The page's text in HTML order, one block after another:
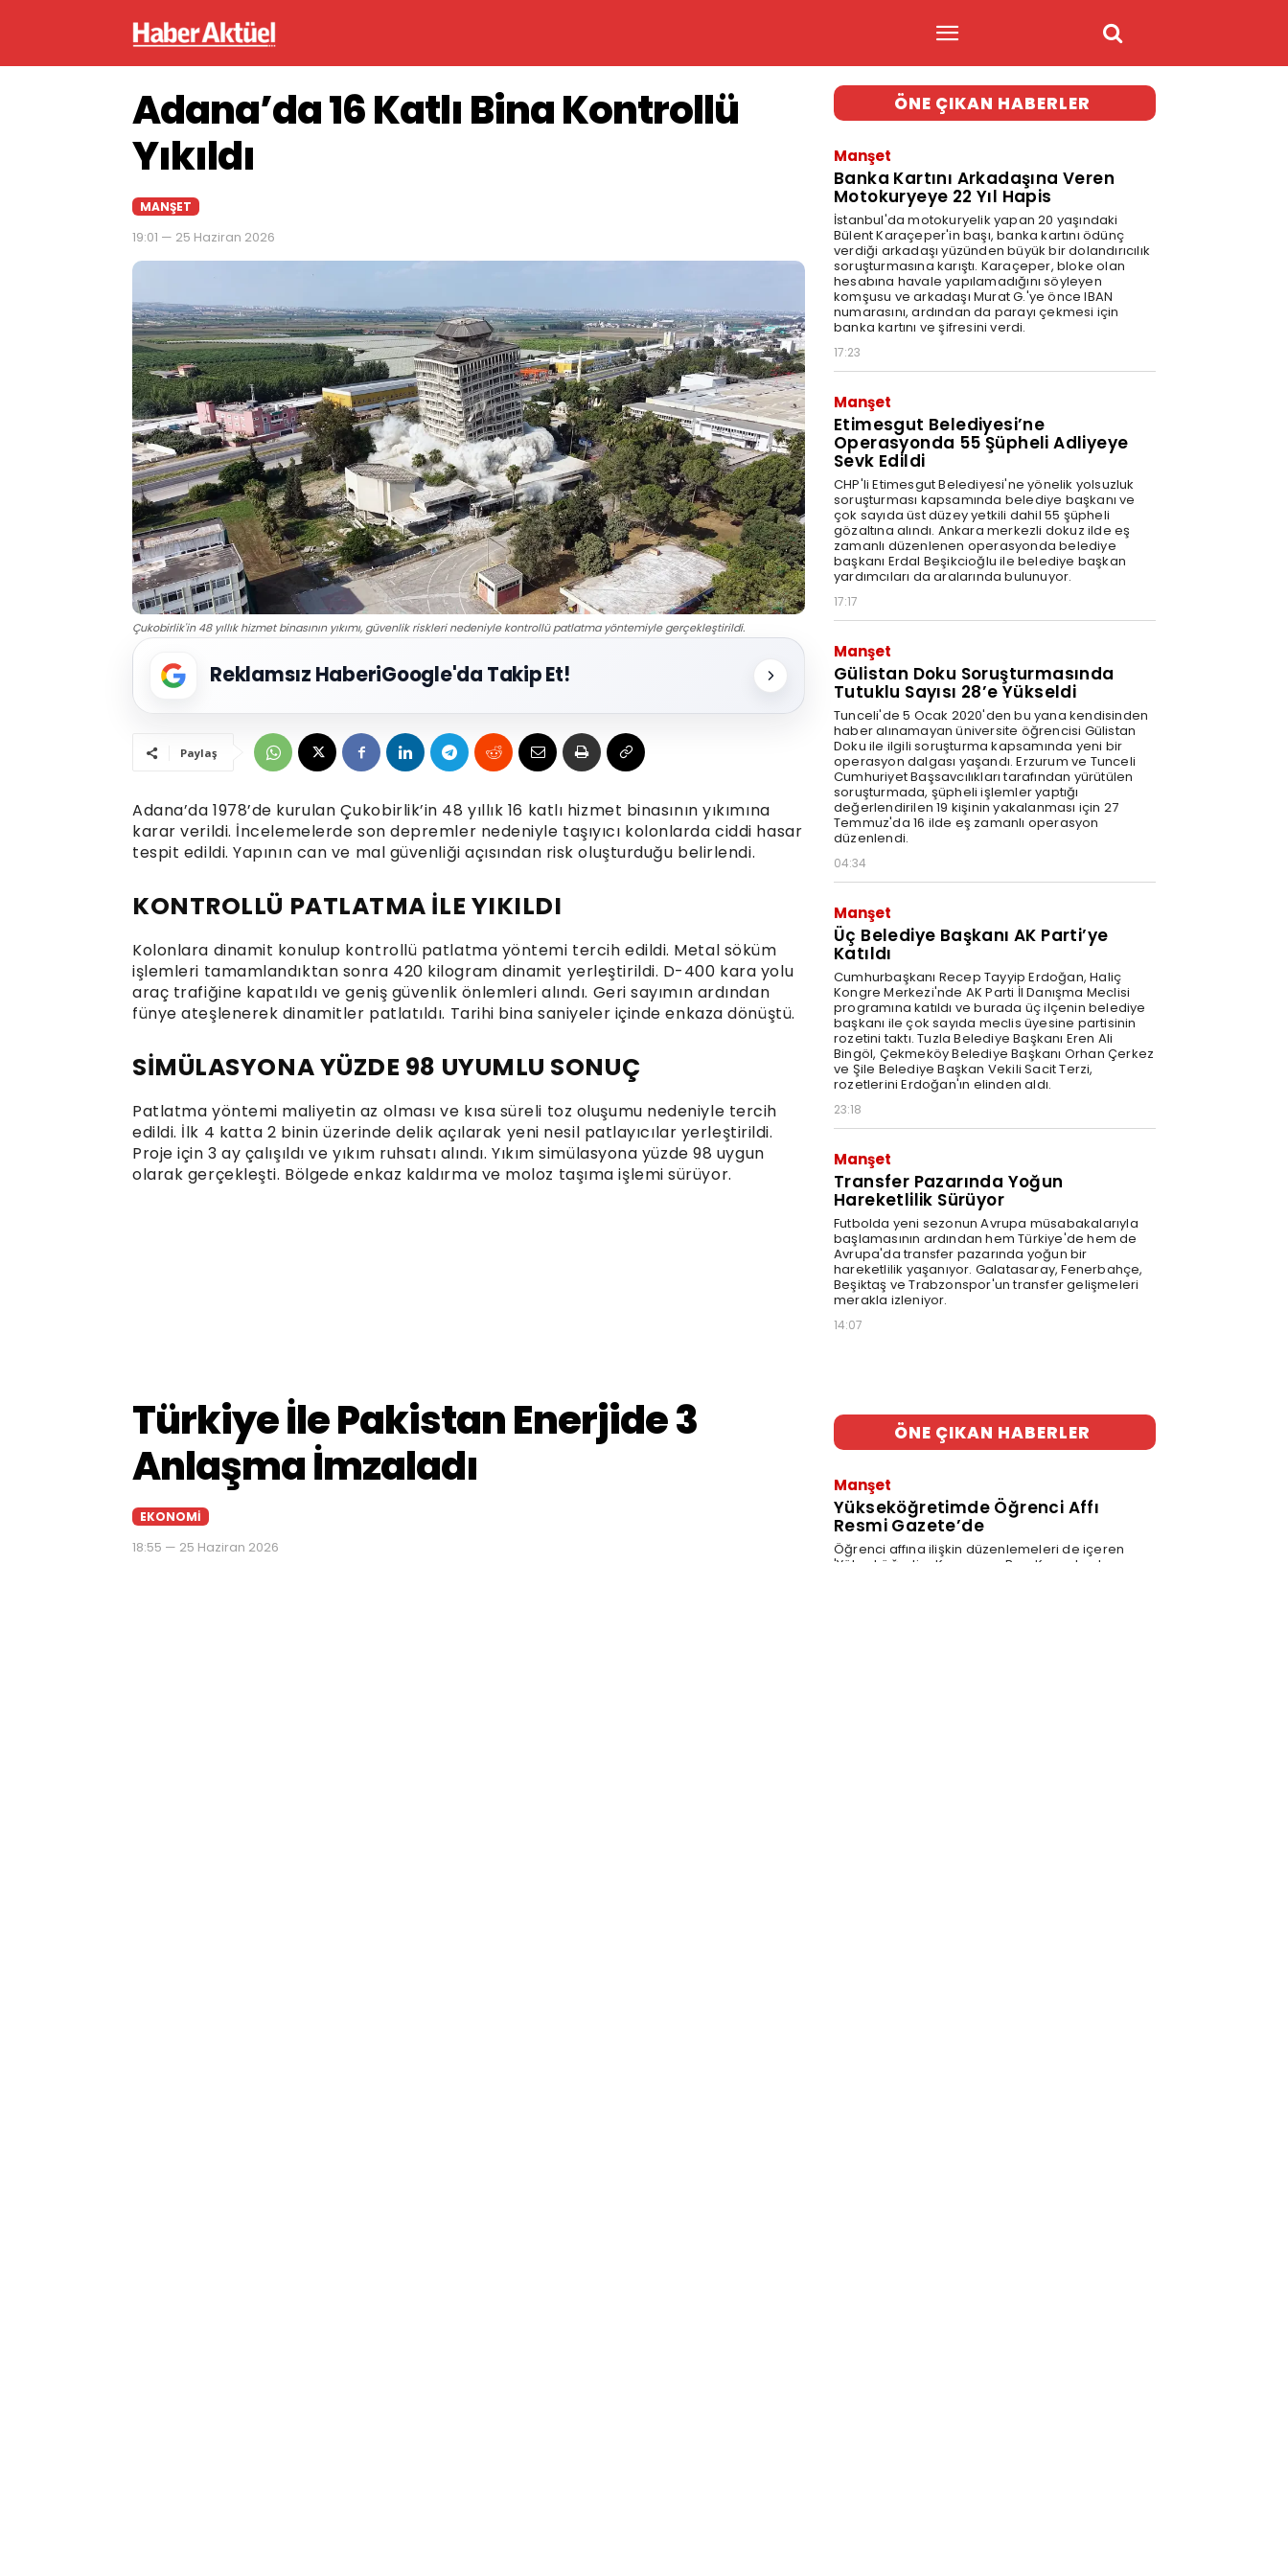
Adana’da 16 Katlı Bina Kontrollü
Yıkıldı
MANŞET
19:01 — 25 Haziran 2026
Çukobirlik'in 48 yıllık hizmet binasının yıkımı, güvenlik riskleri nedeniyle kontrollü patlatma yöntemiyle gerçekleştirildi.
Reklamsız HaberiGoogle'da Takip Et!
Paylaş
Adana’da 1978’de kurulan Çukobirlik’in 48 yıllık 16 katlı hizmet binasının yıkımına
karar verildi. İncelemelerde son depremler nedeniyle taşıyıcı kolonlarda ciddi hasar
tespit edildi. Yapının can ve mal güvenliği açısından risk oluşturduğu belirlendi.
KONTROLLÜ PATLATMA İLE YIKILDI
Kolonlara dinamit konulup kontrollü patlatma yöntemi tercih edildi. Metal söküm
işlemleri tamamlandıktan sonra 420 kilogram dinamit yerleştirildi. D-400 kara yolu
araç trafiğine kapatıldı ve geniş güvenlik önlemleri alındı. Geri sayımın ardından
fünye ateşlenerek dinamitler patlatıldı. Tarihi bina saniyeler içinde enkaza dönüştü.
SİMÜLASYONA YÜZDE 98 UYUMLU SONUÇ
Patlatma yöntemi maliyetin az olması ve kısa süreli toz oluşumu nedeniyle tercih
edildi. İlk 4 katta 2 binin üzerinde delik açılarak yeni nesil patlayıcılar yerleştirildi.
Proje için 3 ay çalışıldı ve yıkım ruhsatı alındı. Yıkım simülasyona yüzde 98 uygun
olarak gerçekleşti. Bölgede enkaz kaldırma ve moloz taşıma işlemi sürüyor.
ÖNE ÇIKAN HABERLER
Manşet
Banka Kartını Arkadaşına Veren
Motokuryeye 22 Yıl Hapis
İstanbul'da motokuryelik yapan 20 yaşındaki
Bülent Karaçeper'in başı, banka kartını ödünç
verdiği arkadaşı yüzünden büyük bir dolandırıcılık
soruşturmasına karıştı. Karaçeper, bloke olan
hesabına havale yapılamadığını söyleyen
komşusu ve arkadaşı Murat G.'ye önce IBAN
numarasını, ardından da parayı çekmesi için
banka kartını ve şifresini verdi.
17:23
Manşet
Etimesgut Belediyesi’ne
Operasyonda 55 Şüpheli Adliyeye
Sevk Edildi
CHP'li Etimesgut Belediyesi'ne yönelik yolsuzluk
soruşturması kapsamında belediye başkanı ve
çok sayıda üst düzey yetkili dahil 55 şüpheli
gözaltına alındı. Ankara merkezli dokuz ilde eş
zamanlı düzenlenen operasyonda belediye
başkanı Erdal Beşikcioğlu ile belediye başkan
yardımcıları da aralarında bulunuyor.
17:17
Manşet
Gülistan Doku Soruşturmasında
Tutuklu Sayısı 28’e Yükseldi
Tunceli'de 5 Ocak 2020'den bu yana kendisinden
haber alınamayan üniversite öğrencisi Gülistan
Doku ile ilgili soruşturma kapsamında yeni bir
operasyon dalgası yaşandı. Erzurum ve Tunceli
Cumhuriyet Başsavcılıkları tarafından yürütülen
soruşturmada, şüpheli işlemler yaptığı
değerlendirilen 19 kişinin yakalanması için 27
Temmuz'da 16 ilde eş zamanlı operasyon
düzenlendi.
04:34
Manşet
Üç Belediye Başkanı AK Parti’ye
Katıldı
Cumhurbaşkanı Recep Tayyip Erdoğan, Haliç
Kongre Merkezi'nde AK Parti İl Danışma Meclisi
programına katıldı ve burada üç ilçenin belediye
başkanı ile çok sayıda meclis üyesine partisinin
rozetini taktı. Tuzla Belediye Başkanı Eren Ali
Bingöl, Çekmeköy Belediye Başkanı Orhan Çerkez
ve Şile Belediye Başkan Vekili Sacit Terzi,
rozetlerini Erdoğan'ın elinden aldı.
23:18
Manşet
Transfer Pazarında Yoğun
Hareketlilik Sürüyor
Futbolda yeni sezonun Avrupa müsabakalarıyla
başlamasının ardından hem Türkiye'de hem de
Avrupa'da transfer pazarında yoğun bir
hareketlilik yaşanıyor. Galatasaray, Fenerbahçe,
Beşiktaş ve Trabzonspor'un transfer gelişmeleri
merakla izleniyor.
14:07